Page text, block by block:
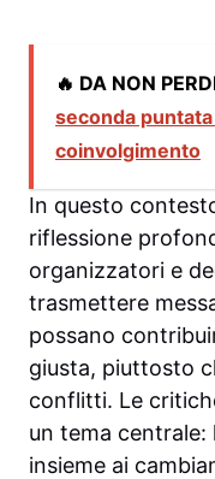
🔥 DA NON
seconda
coinvolgimento
In questo
riflessione
organizzatori e
trasmettere
possano
giusta, piuttosto
conflitti. Le
un tema centrale:
insieme ai